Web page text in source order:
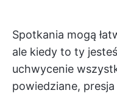
Spotkania mogą
ale kiedy to ty
uchwycenie
powiedziane,